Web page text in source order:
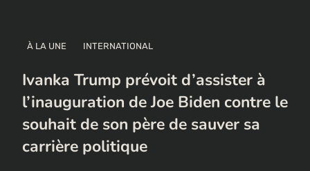
À LA UNE INTERNATIONAL
Ivanka Trump prévoit d’assister à
l’inauguration de Joe Biden contre le
souhait de son père de sauver sa
carrière politique